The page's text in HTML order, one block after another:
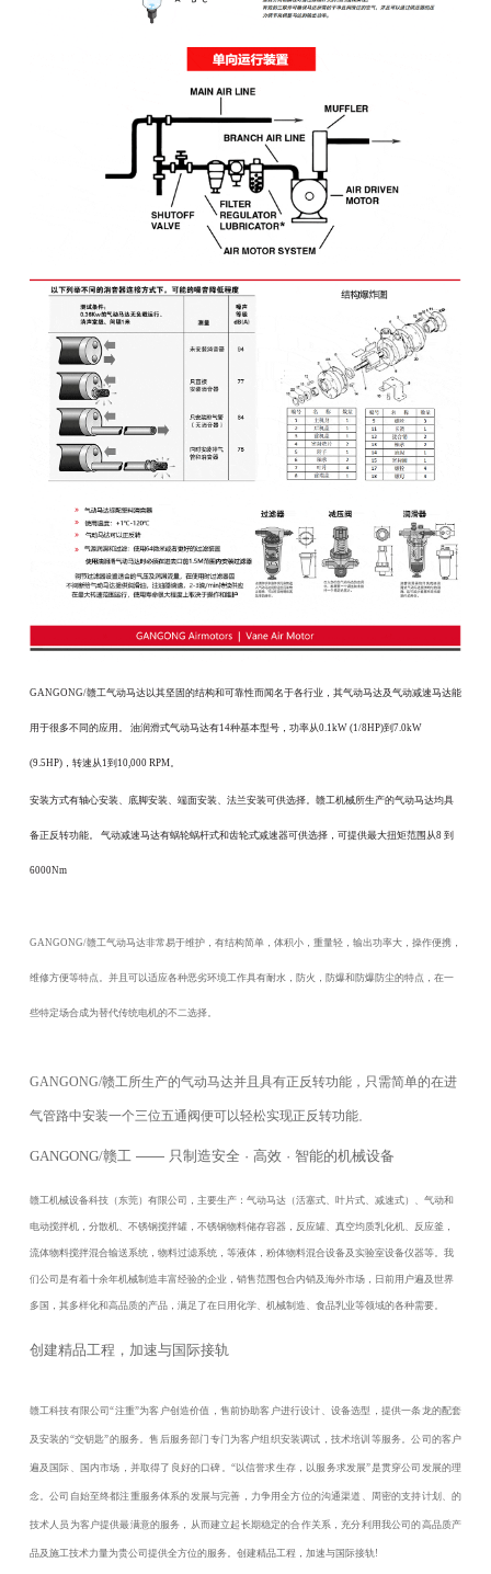
GANGONG/赣工气动马达以其坚固的结构和可靠性而闻名于各行业，其气动马达及气动减速马达能
用于很多不同的应用。 油润滑式气动马达有14种基本型号，功率从0.1kW (1/8HP)到7.0kW
(9.5HP)，转速从1到10,000 RPM。
安装方式有轴心安装、底脚安装、端面安装、法兰安装可供选择。赣工机械所生产的气动马达均具
备正反转功能。 气动减速马达有蜗轮蜗杆式和齿轮式减速器可供选择，可提供最大扭矩范围从8 到
6000Nm
GANGONG/赣工气动马达非常易于维护，有结构简单，体积小，重量轻，输出功率大，操作便携，
维修方便等特点。并且可以适应各种恶劣环境工作具有耐水，防火，防爆和防爆防尘的特点，在一
些特定场合成为替代传统电机的不二选择。
GANGONG/赣工所生产的气动马达并且具有正反转功能，只需简单的在进
气管路中安装一个三位五通阀便可以轻松实现正反转功能。
GANGONG/赣工—— 只制造安全 · 高效 · 智能的机械设备
赣工机械设备科技（东莞）有限公司，主要生产： 气动马达（活塞式、叶片式、减速式）、气动和
电动搅拌机，分散机、不锈钢搅拌罐，不锈钢物料储存容器，反应罐、真空均质乳化机、反应釜，
流体物料搅拌混合输送系统，物料过滤系统，等液体，粉体物料混合设备及实验室设备仪器等。我
们公司是有着十余年机械制造丰富经验的企业，销售范围包合内销及海外市场，日前用户遍及世界
多国，其多样化和高品质的产品，满足了在日用化学、机械制造、食品乳业等领域的各种需要。
创建精品工程，加速与国际接轨
赣工科技有限公司“注重”为客户创造价值，售前协助客户进行设计、设备选型，提供一条龙的配套
及安装的“交钥匙”的服务。售后服务部门专门为客户组织安装调试，技术培训等服务。公司的客户
遍及国际、国内市场，并取得了良好的口碑。“以信誉求生存，以服务求发展”是贯穿公司发展的理
念。公司自始至终都注重服务体系的发展与完善，力争用全方位的沟通渠道、周密的支持计划、的
技术人员为客户提供最满意的服务，从而建立起长期稳定的合作关系，充分利用我公司的高品质产
品及施工技术力量为贵公司提供全方位的服务。创建精品工程，加速与国际接轨!